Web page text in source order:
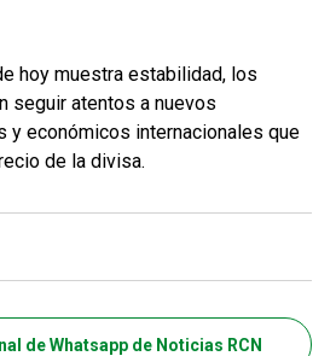
hoy muestra estabilidad, los
seguir atentos a nuevos
económicos internacionales que
de la divisa.
de Whatsapp de Noticias RCN